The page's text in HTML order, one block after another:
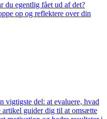
du egentlig fået ud af det?
op og reflektere over din
vigtigste del: at evaluere, hvad
artikel guider dig til at omsætte